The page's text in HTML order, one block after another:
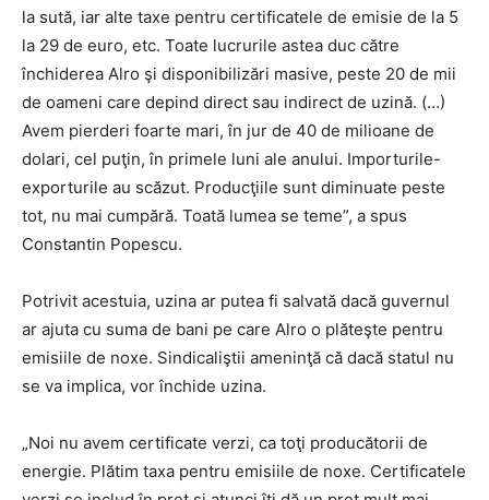
la sută, iar alte taxe pentru certificatele de emisie de la 5
la 29 de euro, etc. Toate lucrurile astea duc către
închiderea Alro şi disponibilizări masive, peste 20 de mii
de oameni care depind direct sau indirect de uzină. (…)
Avem pierderi foarte mari, în jur de 40 de milioane de
dolari, cel puţin, în primele luni ale anului. Importurile-
exporturile au scăzut. Producţiile sunt diminuate peste
tot, nu mai cumpără. Toată lumea se teme”, a spus
Constantin Popescu.
Potrivit acestuia, uzina ar putea fi salvată dacă guvernul
ar ajuta cu suma de bani pe care Alro o plăteşte pentru
emisiile de noxe. Sindicaliştii ameninţă că dacă statul nu
se va implica, vor închide uzina.
„Noi nu avem certificate verzi, ca toţi producătorii de
energie. Plătim taxa pentru emisiile de noxe. Certificatele